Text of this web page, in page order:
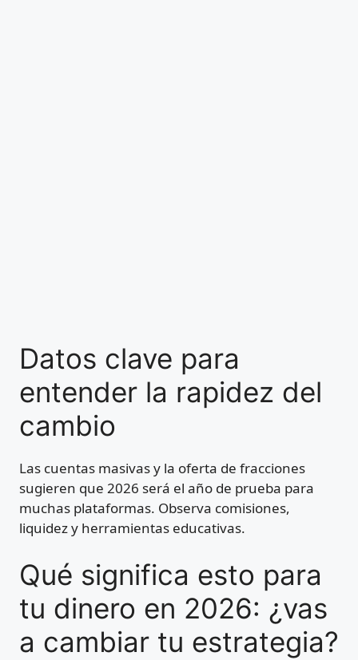
Datos clave para
entender la rapidez del
cambio
Las cuentas masivas y la oferta de fracciones
sugieren que 2026 será el año de prueba para
muchas plataformas. Observa comisiones,
liquidez y herramientas educativas.
Qué significa esto para
tu dinero en 2026: ¿vas
a cambiar tu estrategia?